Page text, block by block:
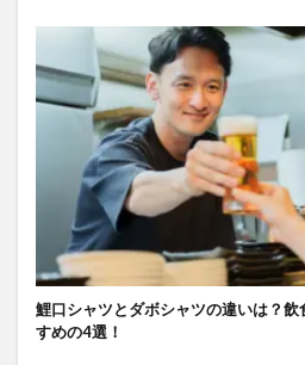
鯉口シャツとダボシャツの違いは？
すめの4選！